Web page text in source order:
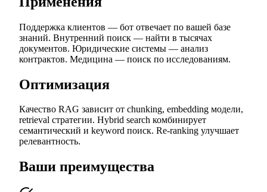
Поддержка клиентов — бот отвечает по вашей базе
знаний. Внутренний поиск — найти в тысячах
документов. Юридические системы — анализ
контрактов. Медицина — поиск по исследованиям.
Оптимизация
Качество RAG зависит от chunking, embedding модели,
retrieval стратегии. Hybrid search комбинирует
семантический и keyword поиск. Re-ranking улучшает
релевантность.
Ваши преимущества